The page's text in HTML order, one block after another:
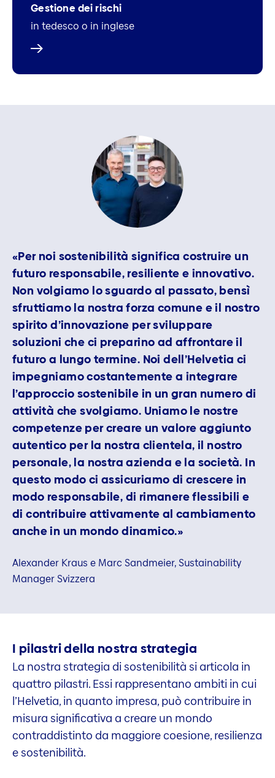
Gestione dei rischi
in tedesco o in inglese
«Per noi sostenibilità significa costruire un
futuro responsabile, resiliente e innovativo.
Non volgiamo lo sguardo al passato, bensì
sfruttiamo la nostra forza comune e il nostro
spirito d’innovazione per sviluppare
soluzioni che ci preparino ad affrontare il
futuro a lungo termine. Noi dell’Helvetia ci
impegniamo costantemente a integrare
l’approccio sostenibile in un gran numero di
attività che svolgiamo. Uniamo le nostre
competenze per creare un valore aggiunto
autentico per la nostra clientela, il nostro
personale, la nostra azienda e la società. In
questo modo ci assicuriamo di crescere in
modo responsabile, di rimanere flessibili e
di contribuire attivamente al cambiamento
anche in un mondo dinamico.»
Alexander Kraus e Marc Sandmeier, Sustainability
Manager Svizzera
I pilastri della nostra strategia
La nostra strategia di sostenibilità si articola in
quattro pilastri. Essi rappresentano ambiti in cui
l’Helvetia, in quanto impresa, può contribuire in
misura significativa a creare un mondo
contraddistinto da maggiore coesione, resilienza
e sostenibilità.